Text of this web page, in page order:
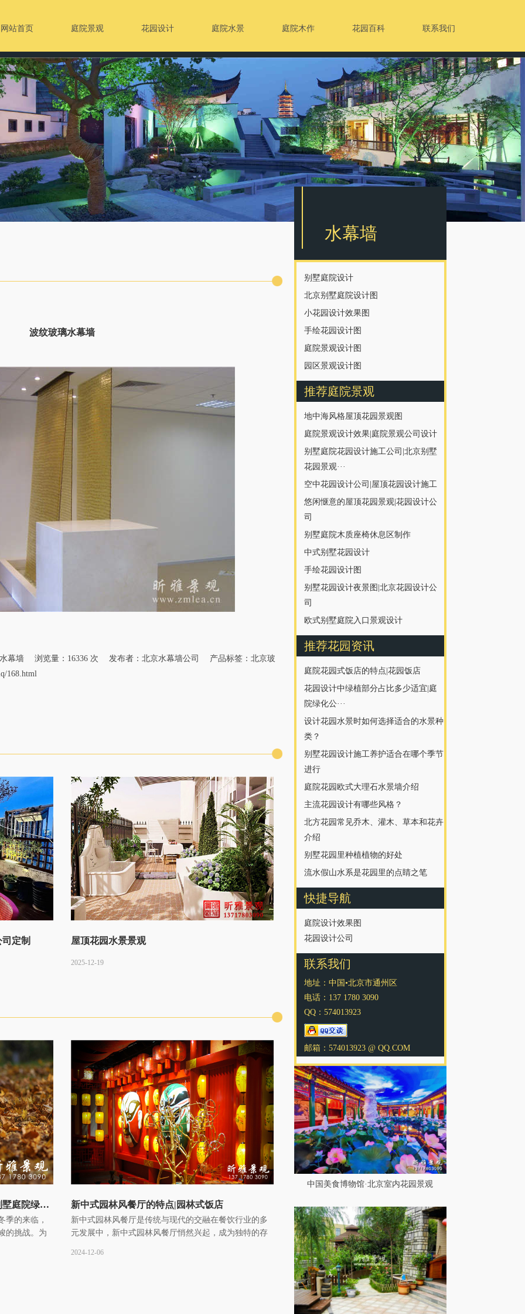
网站首页 庭院景观 花园设计 庭院水景 庭院木作 花园百科 联系我们
水幕墙
别墅庭院设计
北京别墅庭院设计图
小花园设计效果图
手绘花园设计图
庭院景观设计图
园区景观设计图
推荐庭院景观
地中海风格屋顶花园景观图
庭院景观设计效果|庭院景观公司设计
别墅庭院花园设计施工公司|北京别墅
花园景观···
空中花园设计公司|屋顶花园设计施工
悠闲惬意的屋顶花园景观|花园设计公
司
别墅庭院木质座椅休息区制作
中式别墅花园设计
手绘花园设计图
别墅花园设计夜景图|北京花园设计公
司
欧式别墅庭院入口景观设计
推荐花园资讯
庭院花园式饭店的特点|花园饭店
花园设计中绿植部分占比多少适宜|庭
院绿化公···
设计花园水景时如何选择适合的水景种
类？
别墅花园设计施工养护适合在哪个季节
进行
庭院花园欧式大理石水景墙介绍
主流花园设计有哪些风格？
北方花园常见乔木、灌木、草本和花卉
介绍
别墅花园里种植植物的好处
流水假山水系是花园里的点睛之笔
快捷导航
庭院设计效果图
花园设计公司
联系我们
地址：中国•北京市通州区
电话：137 1780 3090
QQ：574013923
邮箱：574013923 @ QQ.COM
中国美食博物馆·北京室内花园景观
波纹玻璃水幕墙
水幕墙 浏览量：16336 次 发布者：北京水幕墙公司 产品标签：北京玻
168.html
定制 屋顶花园水景景观
2025-12-19
冬季花园花草树木安全过冬全攻略|别墅庭院绿化过冬知识
季的来临，
的挑战。为
新中式园林风餐厅的特点|园林式饭店
新中式园林风餐厅是传统与现代的交融在餐饮行业的多
元发展中，新中式园林风餐厅悄然兴起，成为独特的存
2024-12-06